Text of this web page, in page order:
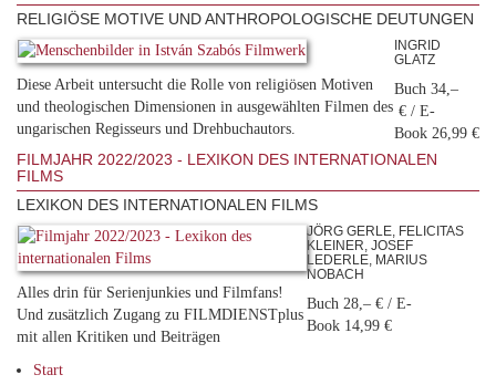
RELIGIÖSE MOTIVE UND ANTHROPOLOGISCHE DEUTUNGEN
Diese Arbeit untersucht die Rolle von religiösen Motiven
und theologischen Dimensionen in ausgewählten Filmen des
ungarischen Regisseurs und Drehbuchautors.
INGRID
GLATZ
Buch 34,–
€ / E-
Book 26,99 €
FILMJAHR 2022/2023 - LEXIKON DES INTERNATIONALEN
FILMS
LEXIKON DES INTERNATIONALEN FILMS
Alles drin für Serienjunkies und Filmfans!
Und zusätzlich Zugang zu FILMDIENSTplus
mit allen Kritiken und Beiträgen
JÖRG GERLE, FELICITAS
KLEINER, JOSEF
LEDERLE, MARIUS
NOBACH
Buch 28,– € / E-
Book 14,99 €
Start